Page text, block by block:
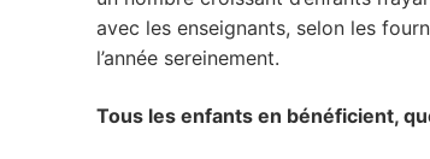
avec les enseignants, selon les
l’année sereinement.
Tous les enfants en bénéficient,